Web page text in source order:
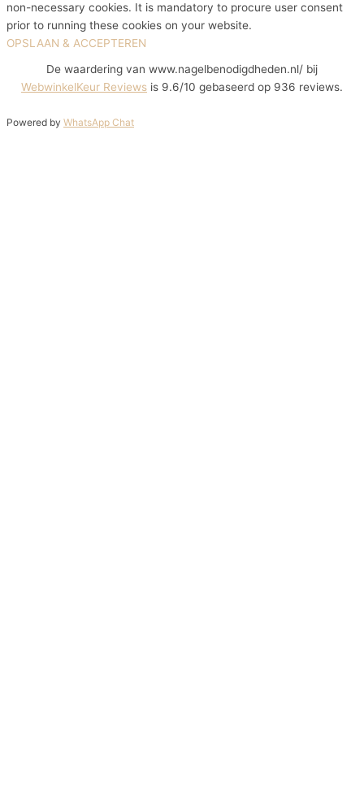
non-necessary cookies. It is mandatory to procure user consent
prior to running these cookies on your website.
OPSLAAN & ACCEPTEREN
De waardering van www.nagelbenodigdheden.nl/ bij
WebwinkelKeur Reviews is 9.6/10 gebaseerd op 936 reviews.
Powered by WhatsApp Chat